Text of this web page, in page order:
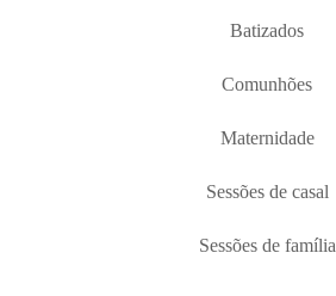
Batizados
Comunhões
Maternidade
Sessões de casal
Sessões de família
TESTEMUNHOS